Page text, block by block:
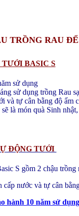
TRỒNG RAU
BASIC S
sử dụng
sử dụng trồng Rau
tự cân bằng độ ẩm
là món quà Sinh
ĐỘNG TƯỚI
S gồm 2 chậu trồng
nước và tự cân
hành 10 năm sử dụng